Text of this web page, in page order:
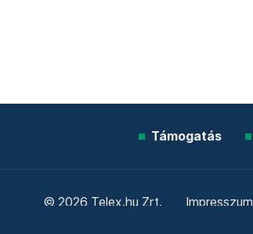
Támogatás
© 2026 Telex.hu Zrt. Impresszum